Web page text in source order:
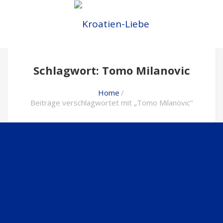
Schlagwort: Tomo Milanovic
Home
Beiträge verschlagwortet mit „Tomo Milanovic“